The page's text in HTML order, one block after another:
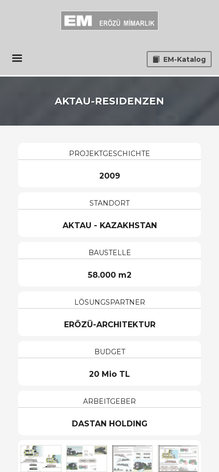
EM-Katalog
AKTAU-RESIDENZEN
PROJEKTGESCHICHTE
2009
STANDORT
AKTAU - KAZAKHSTAN
BAUSTELLE
58.000 m2
LÖSUNGSPARTNER
ERÖZÜ-ARCHITEKTUR
BUDGET
20 Mio TL
ARBEITGEBER
DASTAN HOLDING